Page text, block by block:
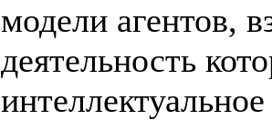
модели агентов,
деятельность